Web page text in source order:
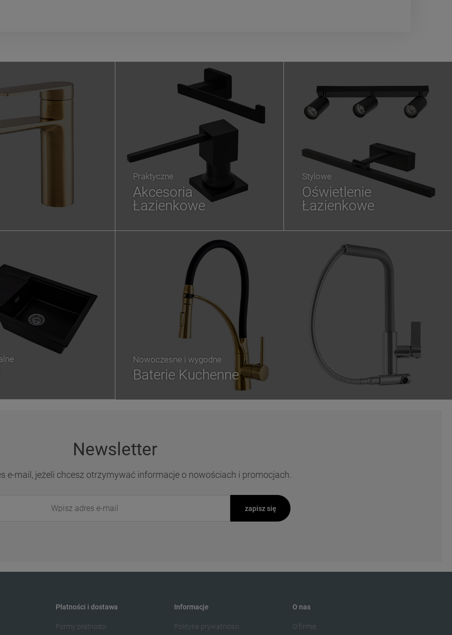
Praktyczne
Akcesoria
Łazienkowe
Stylowe
Oświetlenie
Łazienkowe
Nowoczesne i wygodne
Baterie Kuchenne
Newsletter
e-mail, jeżeli chcesz otrzymywać informacje o nowościach i promocjach.
zapisz się
Płatności i dostawa
Formy płatności
Informacje
Polityka prywatności
O nas
O firmie